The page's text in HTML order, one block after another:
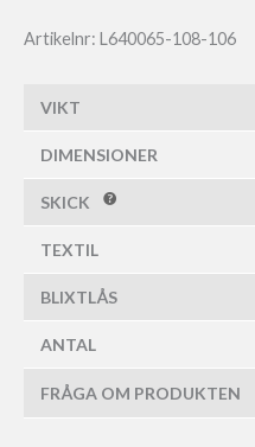
Artikelnr: L640065-108-106
VIKT
DIMENSIONER
SKICK
TEXTIL
BLIXTLÅS
ANTAL
FRÅGA OM PRODUKTEN